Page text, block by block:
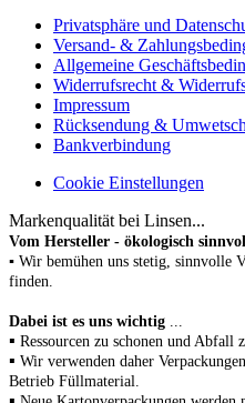
Privatsphäre und
Versand- &
Allgemeine
Widerrufsrecht &
Impressum
Rücksendung &
Bankverbindung
Cookie Einstellungen
Markenqualität bei Linsen...
Vom Hersteller - ökologisch
▪ Wir bemühen uns stetig, sinnvolle
finden.
Dabei ist es uns wichtig ...
▪ Ressourcen zu schonen und Abfall
▪ Wir verwenden daher
Betrieb Füllmaterial.